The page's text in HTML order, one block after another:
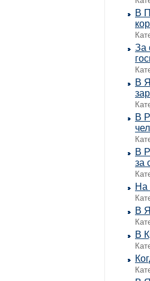
В
За
В
В
В
за
На
В
В